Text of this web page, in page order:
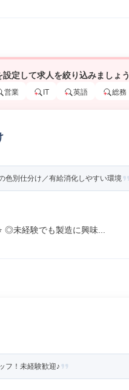
設定して求人を絞り込みましょう
営業 IT 英語 総務
色別仕分け／有給消化しやすい環境
◎未経験でも製造に興味...
フ！未経験歓迎♪